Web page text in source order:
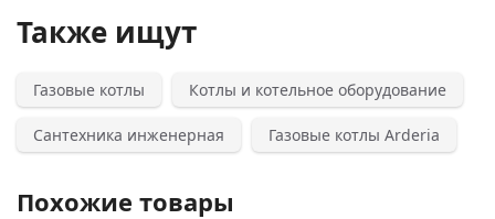
Также ищут
Газовые котлы Котлы и котельное оборудование
Сантехника инженерная Газовые котлы Arderia
Похожие товары